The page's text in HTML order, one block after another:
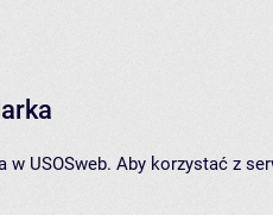
w USOSweb. Aby korzystać z